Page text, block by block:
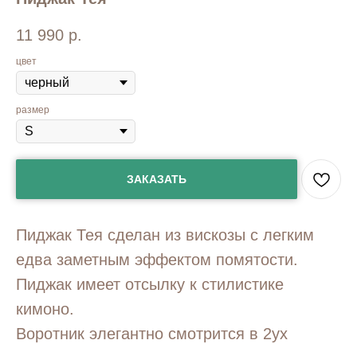
11 990 р.
цвет
размер
ЗАКАЗАТЬ
Пиджак Тея сделан из вискозы с легким
едва заметным эффектом помятости.
Пиджак имеет отсылку к стилистике
кимоно.
Воротник элегантно смотрится в 2ух